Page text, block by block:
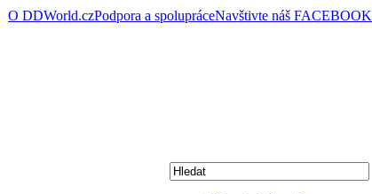
O DDWorld.czPodpora a spolupráceNavštivte náš FACEBOOK